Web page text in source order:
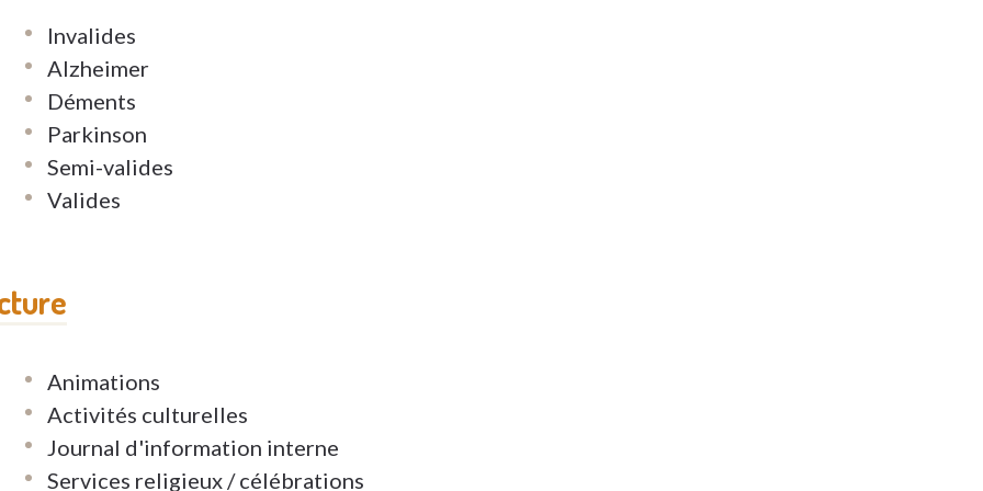
lorsque vous viendrez vivre à la
continuer à vous rendre visite et l’équipe
atteints de démence, des soins dentaires
avez la possibilité d'être vous-même et
par an, nous organisons un conseil des
et vos suggestions. Nous essayons de
de notre foyer.
Invalides
Alzheimer
Déments
Parkinson
Semi-valides
Valides
Animations
Activités culturelles
Journal d'information interne
Services religieux / célébrations